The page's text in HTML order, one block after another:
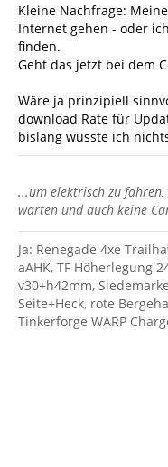
Kleine Nachfrage:
Internet gehen - oder
finden.
Geht das jetzt bei dem
Wäre ja prinzipiell
download Rate für
bislang wusste ich
...um elektrisch zu fahren,
warten und auch keine
Ja: Renegade 4xe
aAHK, TF Höherlegung
v30+h42mm,
Seite+Heck, rote
Tinkerforge WARP